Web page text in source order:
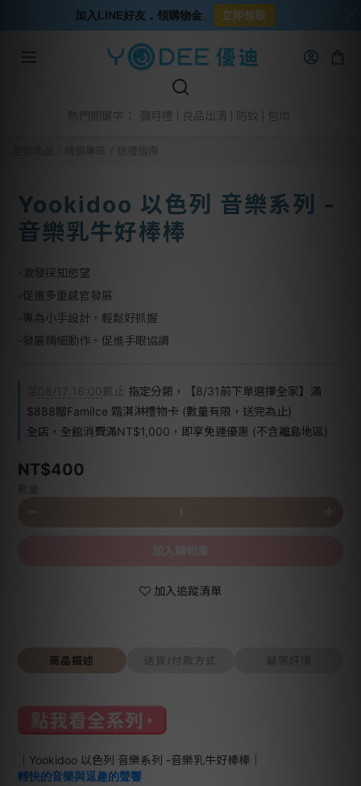
熱門關鍵字： 彌月禮 良品出清 防蚊
送禮指南
Yookidoo 以色列 音樂系列 -
音樂乳牛好棒棒
-激發探知慾望
-促進多重感官發展
-專為小手設計，輕鬆好抓握
-發展精細動作，促進手眼協調
08/17 16:00截止 指定分類，【8/31前下單選擇全家】滿
$888贈Fami!ce 霜淇淋禮物卡 (數量有限，送完為止)
全店，全館消費滿NT$1,000，即享免運優惠 (不含離島地區)
NT$400
加入追蹤清單
商品描述
｜Yookidoo 以色列 音樂系列 -音樂乳牛好棒棒｜
輕快的音樂與逗趣的聲響
加入LINE好友，領購物金 立即領取